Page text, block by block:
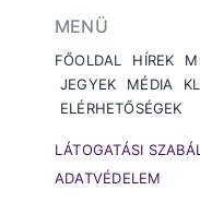
MENÜ
FŐOLDAL HÍREK
JEGYEK
MÉDIA
ELÉRHETŐSÉGEK
LÁTOGATÁSI
ADATVÉDELEM